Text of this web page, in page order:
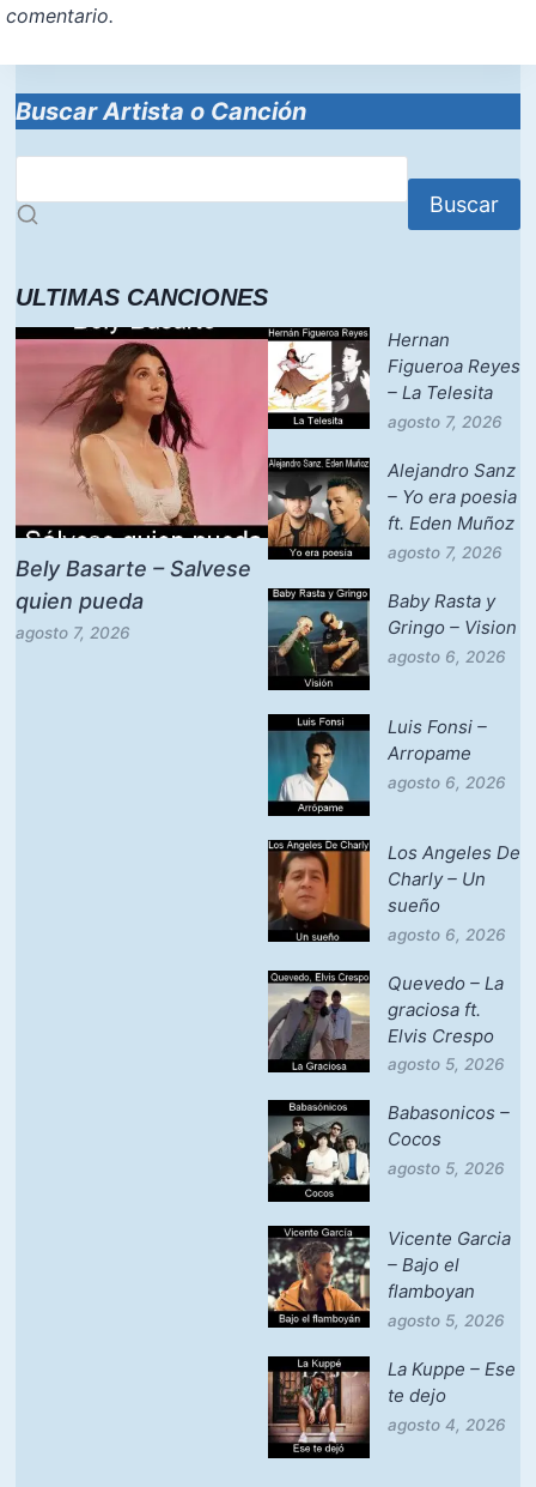
comentario.
Buscar Artista o Canción
Buscar
ULTIMAS CANCIONES
Bely Basarte – Salvese
quien pueda
agosto 7, 2026
Hernan
Figueroa Reyes
– La Telesita
agosto 7, 2026
Alejandro Sanz
– Yo era poesia
ft. Eden Muñoz
agosto 7, 2026
Baby Rasta y
Gringo – Vision
agosto 6, 2026
Luis Fonsi –
Arropame
agosto 6, 2026
Los Angeles De
Charly – Un
sueño
agosto 6, 2026
Quevedo – La
graciosa ft.
Elvis Crespo
agosto 5, 2026
Babasonicos –
Cocos
agosto 5, 2026
Vicente Garcia
– Bajo el
flamboyan
agosto 5, 2026
La Kuppe – Ese
te dejo
agosto 4, 2026